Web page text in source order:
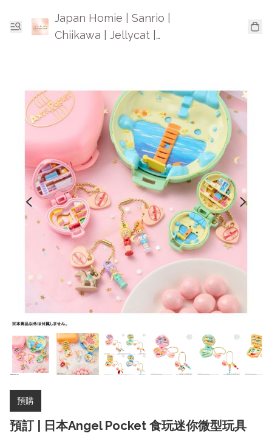
Japan Homie | Sanrio |
Chiikawa | Jellycat |
預購
預訂 | 日本Angel Pocket 食玩迷你微型玩具